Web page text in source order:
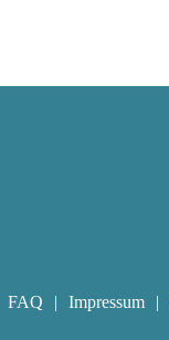
FAQ Impressum